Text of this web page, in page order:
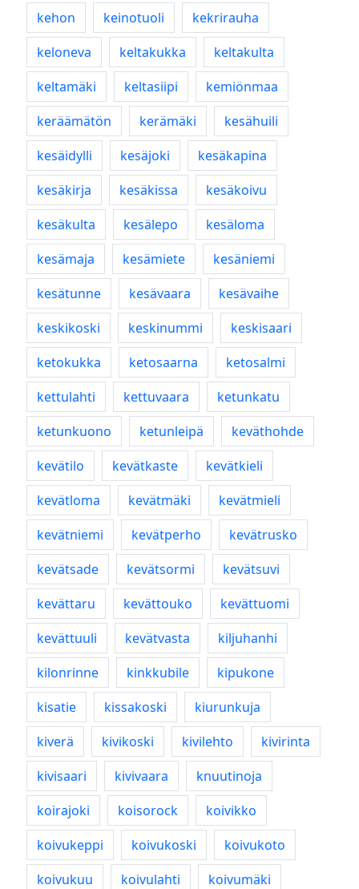
kehon
keinotuoli
kekrirauha
keloneva
keltakukka
keltakulta
keltamäki
keltasiipi
kemiönmaa
keräämätön
kerämäki
kesähuili
kesäidylli
kesäjoki
kesäkapina
kesäkirja
kesäkissa
kesäkoivu
kesäkulta
kesälepo
kesäloma
kesämaja
kesämiete
kesäniemi
kesätunne
kesävaara
kesävaihe
keskikoski
keskinummi
keskisaari
ketokukka
ketosaarna
ketosalmi
kettulahti
kettuvaara
ketunkatu
ketunkuono
ketunleipä
keväthohde
kevätilo
kevätkaste
kevätkieli
kevätloma
kevätmäki
kevätmieli
kevätniemi
kevätperho
kevätrusko
kevätsade
kevätsormi
kevätsuvi
kevättaru
kevättouko
kevättuomi
kevättuuli
kevätvasta
kiljuhanhi
kilonrinne
kinkkubile
kipukone
kisatie
kissakoski
kiurunkuja
kiverä
kivikoski kivilehto
kivirinta
kivisaari
kivivaara
knuutinoja
koirajoki
koisorock
koivikko
koivukeppi
koivukoski
koivukoto
koivukuu
koivulahti
koivumäki